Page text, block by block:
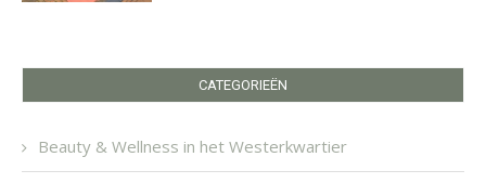
CATEGORIEËN
Beauty & Wellness in het Westerkwartier